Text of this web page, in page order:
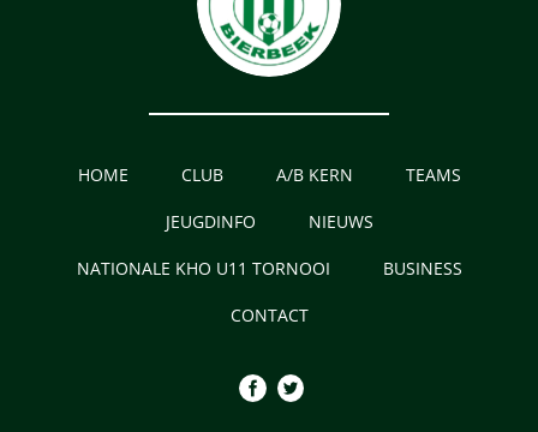
HOME CLUB A/B KERN TEAMS
JEUGDINFO NIEUWS
NATIONALE KHO U11 TORNOOI BUSINESS
CONTACT